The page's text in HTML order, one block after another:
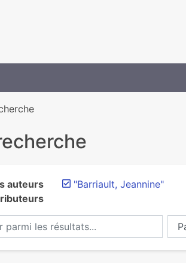
auteurs
"Barriault, Jeannine"
les résultats...